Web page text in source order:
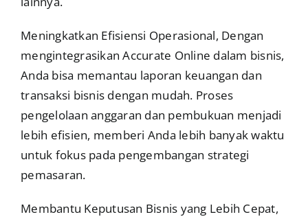
Meningkatkan Efisiensi Operasional, Dengan
mengintegrasikan Accurate Online dalam bisnis,
Anda bisa memantau laporan keuangan dan
transaksi bisnis dengan mudah. Proses
pengelolaan anggaran dan pembukuan menjadi
lebih efisien, memberi Anda lebih banyak waktu
untuk fokus pada pengembangan strategi
pemasaran.
Membantu Keputusan Bisnis yang Lebih Cepat,